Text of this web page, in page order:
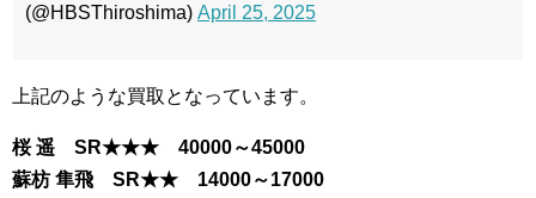
(@HBSThiroshima) April 25, 2025
上記のような買取となっています。
桜 遥 SR★★★ 40000～45000
蘇枋 隼飛 SR★★ 14000～17000